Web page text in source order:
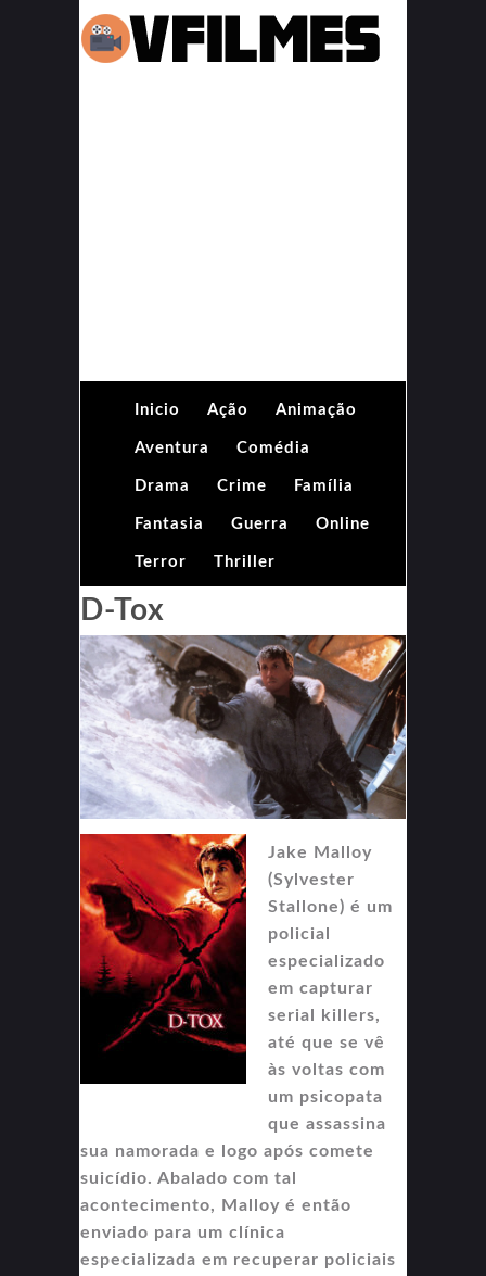
Inicio Ação Animação
Aventura Comédia
Drama Crime Família
Fantasia Guerra Online
Terror Thriller
D-Tox
Jake Malloy
(Sylvester
Stallone) é um
policial
especializado
em capturar
serial killers,
até que se vê
às voltas com
um psicopata
que assassina
sua namorada e logo após comete
suicídio. Abalado com tal
acontecimento, Malloy é então
enviado para um clínica
especializada em recuperar policiais